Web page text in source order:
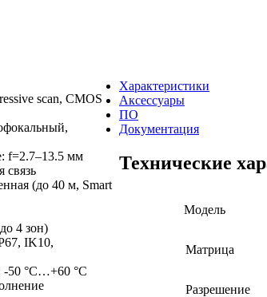
scan, CMOS
f=2.7–13.5 мм
связь
(до 40 м, Smart
4 зон)
IK10,
-50 °C…+60 °C
Характеристики
Аксессуары
ПО
Документация
Технические
Модель
Матрица
Разрешение